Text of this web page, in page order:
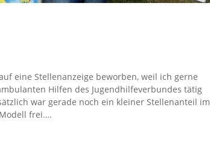
eine Stellenanzeige beworben, weil ich gerne
Hilfen des Jugendhilfeverbundes tätig
war gerade noch ein kleiner Stellenanteil im
frei….